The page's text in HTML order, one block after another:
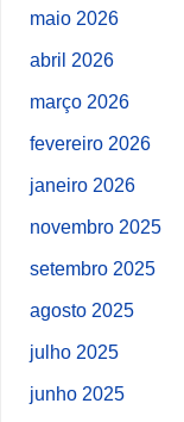
maio 2026
abril 2026
março 2026
fevereiro 2026
janeiro 2026
novembro 2025
setembro 2025
agosto 2025
julho 2025
junho 2025